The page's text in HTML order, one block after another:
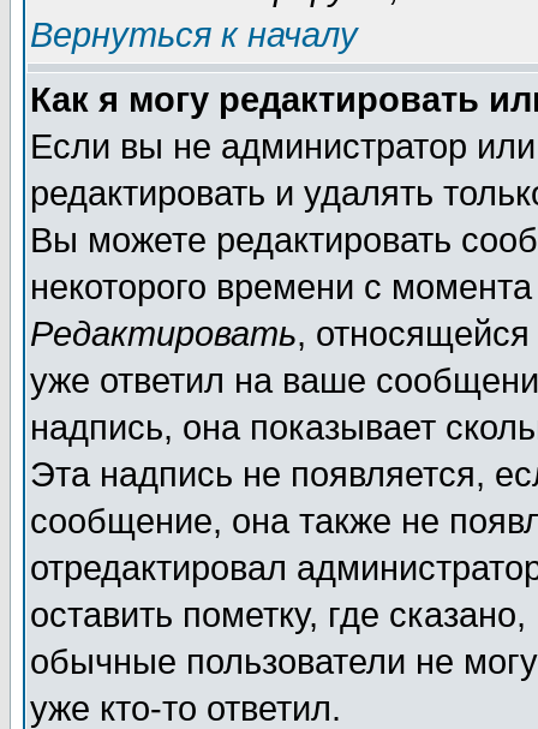
Вернуться к началу
Как я могу редактировать
Если вы не администратор
редактировать и удалять
Вы можете редактировать
некоторого времени с
Редактировать,
уже ответил на ваше
надпись, она показывает
Эта надпись не появляется,
сообщение, она также не
отредактировал
оставить пометку, где
обычные пользователи не
уже кто-то ответил.